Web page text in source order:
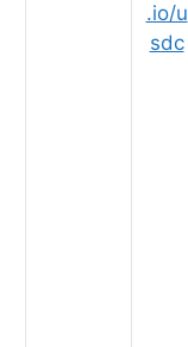
.io/u
sdc